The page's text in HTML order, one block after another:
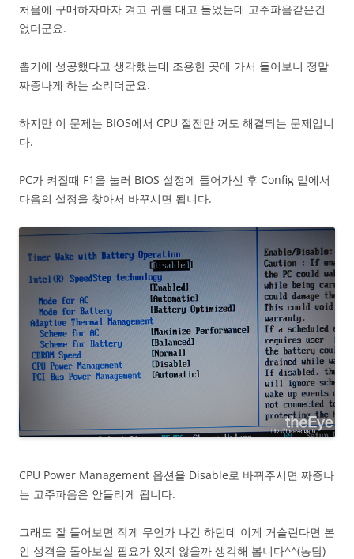
처음에 구매하자마자 켜고 귀를 대고 들었는데 고주파음같은건
없더군요.
뽑기에 성공했다고 생각했는데 조용한 곳에 가서 들어보니 정말
짜증나게 하는 소리더군요.
하지만 이 문제는 BIOS에서 CPU 절전만 꺼도 해결되는 문제입니
다.
PC가 켜질때 F1을 눌러 BIOS 설정에 들어가신 후 Config 밑에서
다음의 설정을 찾아서 바꾸시면 됩니다.
CPU Power Management 옵션을 Disable로 바꿔주시면 짜증나
는 고주파음은 안들리게 됩니다.
그래도 잘 들어보면 작게 무언가 나긴 하던데 이게 거슬린다면 본
인 성격을 돌아보실 필요가 있지 않을까 생각해 봅니다^^(농담)